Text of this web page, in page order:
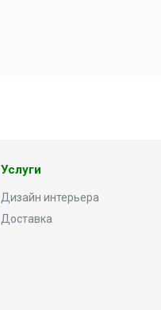
Услуги
Дизайн интерьера
Доставка